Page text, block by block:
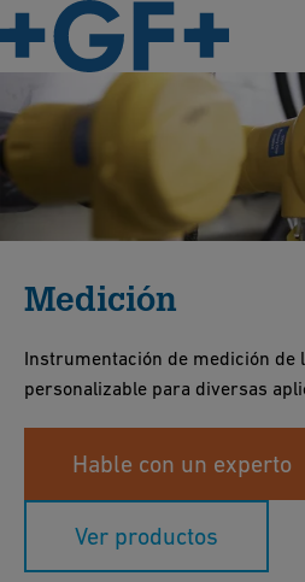
Medición
Instrumentación de medición de
personalizable para diversas
Hable con un experto
Ver productos